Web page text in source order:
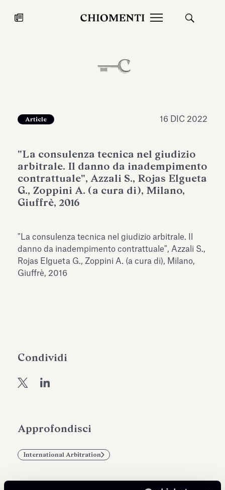
27 LUG 2026
Fondazione Torlonia inaugura la
dell’Antiquarium di Villa Albani
Torlonia
Leggi tutto
Approfondisci
International Arbitration
Article 16 DIC 2022
"La consulenza tecnica nel giudizio
arbitrale. Il danno da inadempimento
contrattuale", Azzali S., Rojas Elgueta
G., Zoppini A. (a cura di), Milano,
Giuffrè, 2016
"La consulenza tecnica nel giudizio arbitrale. Il
danno da inadempimento contrattuale", Azzali S.,
Rojas Elgueta G., Zoppini A. (a cura di), Milano,
Giuffrè, 2016
Condividi